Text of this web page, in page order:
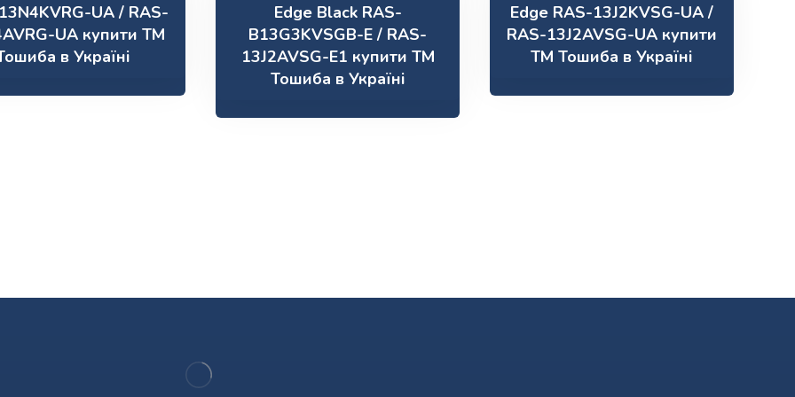
UA / RAS-
UA купити ТМ
в Україні
Edge Black RAS-
B13G3KVSGB-E / RAS-
13J2AVSG-E1 купити ТМ
Тошиба в Україні
Edge RAS-13J2KVSG-UA /
RAS-13J2AVSG-UA купити
ТМ Тошиба в Україні